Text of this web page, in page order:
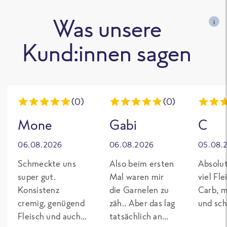
Was unsere
Kund:innen sagen
i
(0)
Mone
06.08.2026
Schmeckte uns
super gut.
Konsistenz
cremig, genügend
Fleisch und auch
(0)
Gabi
06.08.2026
Also beim ersten
Mal waren mir
die Garnelen zu
zäh.. Aber das lag
tatsächlich an
C
viel
Carb,
und